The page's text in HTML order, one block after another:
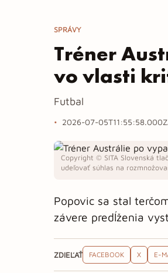
SPRÁVY
Tréner
vo vlasti
Futbal
2026-07-05T11:55:58.000Z
Copyright © SITA Slovenská
udeľovať súhlas na
Popovic sa stal
závere predĺženia
ZDIEĽAŤ FACEBOOK X E-